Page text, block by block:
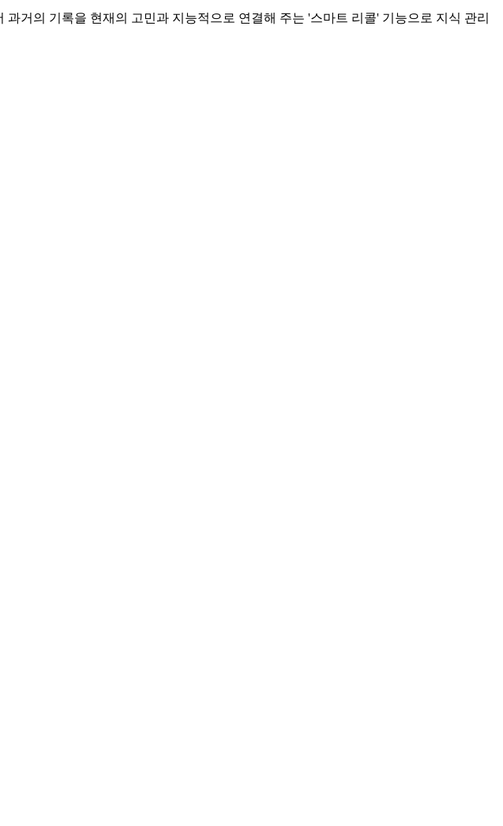
거의 기록을 현재의 고민과 지능적으로 연결해 주는 '스마트 리콜' 기능으로 지식 관리